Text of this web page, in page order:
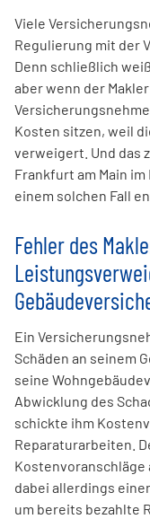
Viele
Regulierung mit der
Denn schließlich
aber wenn der
Kosten sitzen, weil
verweigert. Und das
Frankfurt am Main im
einem solchen Fall
Fehler des
Ein
Schäden an seinem
seine
Abwicklung des
schickte ihm
Reparaturarbeiten.
Kostenvoranschläge
dabei allerdings
um bereits bezahlte